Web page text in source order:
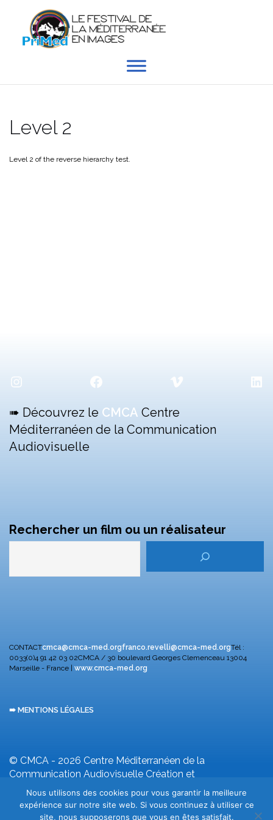
contenu
Level 2
Level 2 of the reverse hierarchy test.
Instagram Facebook Vimeo
➠ Découvrez le CMCA Centre
Méditerranéen de la Communication
Audiovisuelle
Rechercher un film ou un réalisateur
CONTACTcmca@cmca-med.orgfranco.revelli@cmca-med.orgTél :
0033(0)4 91 42 03 02CMCA / 30 boulevard Georges Clemenceau 13004
Marseille - France | www.cmca-med.org
➠ MENTIONS LÉGALES
© CMCA - 2026 Centre Méditerranéen de la
Communication Audiovisuelle Création et
développement F. Revelli
Nous utilisons des cookies pour vous garantir la meilleure
expérience sur notre site web. Si vous continuez à utiliser ce
site, nous supposerons que vous en êtes satisfait.